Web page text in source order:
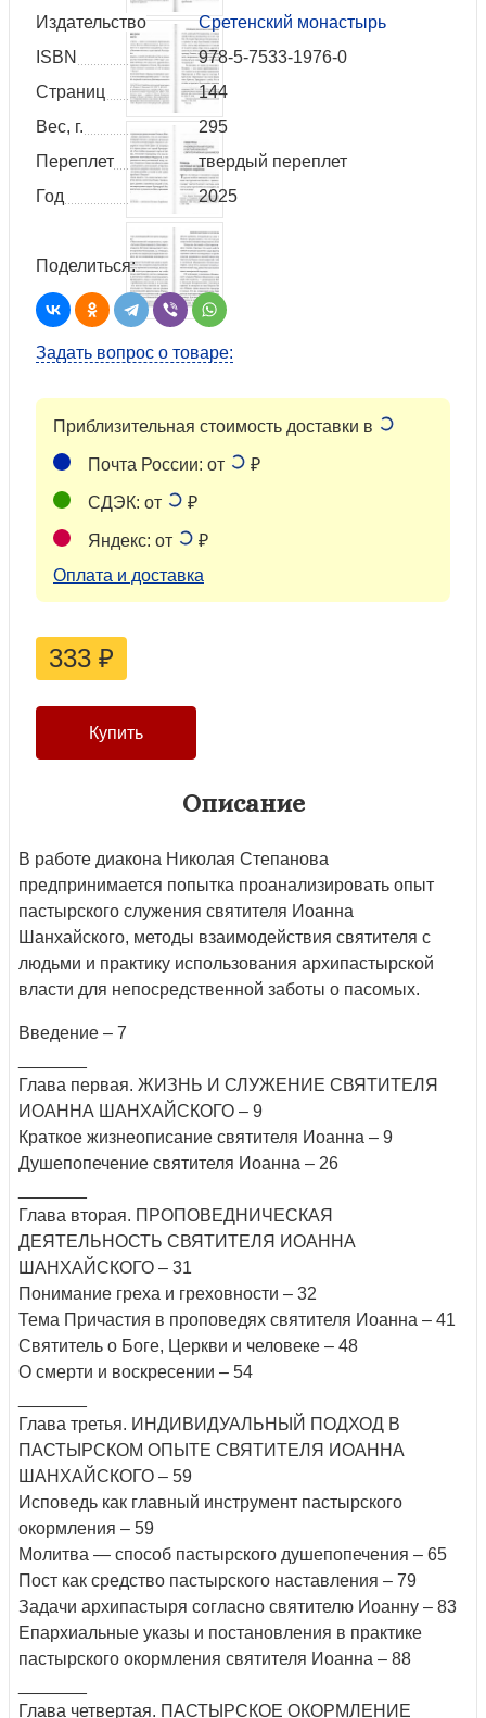
Издательство
Сретенский монастырь
ISBN
978-5-7533-1976-0
Страниц
144
Вес, г.
295
Переплет
твердый переплет
Год
2025
Поделиться:
Задать вопрос о товаре:
Приблизительная стоимость доставки в
Почта России: от ₽
СДЭК: от ₽
Яндекс: от
₽
Оплата и доставка
333 ₽
Описание
В работе диакона Николая Степанова
предпринимается попытка проанализировать опыт
пастырского служения святителя Иоанна
Шанхайского, методы взаимодействия святителя с
людьми и практику использования архипастырской
власти для непосредственной заботы о пасомых.
Введение – 7
Глава первая. ЖИЗНЬ И СЛУЖЕНИЕ СВЯТИТЕЛЯ
ИОАННА ШАНХАЙСКОГО – 9
Краткое жизнеописание святителя Иоанна – 9
Душепопечение святителя Иоанна – 26
Глава вторая. ПРОПОВЕДНИЧЕСКАЯ
ДЕЯТЕЛЬНОСТЬ СВЯТИТЕЛЯ ИОАННА
ШАНХАЙСКОГО – 31
Понимание греха и греховности – 32
Тема Причастия в проповедях святителя Иоанна – 41
Святитель о Боге, Церкви и человеке – 48
О смерти и воскресении – 54
Глава третья. ИНДИВИДУАЛЬНЫЙ ПОДХОД В
ПАСТЫРСКОМ ОПЫТЕ СВЯТИТЕЛЯ ИОАННА
ШАНХАЙСКОГО – 59
Исповедь как главный инструмент пастырского
окормления – 59
Молитва — способ пастырского душепопечения – 65
Пост как средство пастырского наставления – 79
Задачи архипастыря согласно святителю Иоанну – 83
Епархиальные указы и постановления в практике
пастырского окормления святителя Иоанна – 88
Глава четвертая. ПАСТЫРСКОЕ ОКОРМЛЕНИЕ